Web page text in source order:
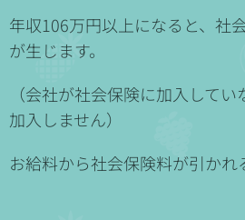
年収106万円以上になると、社
が生じます。
（会社が社会保険に加入して
加入しません）
お給料から社会保険料が引かれ